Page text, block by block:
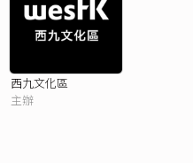
西九文化區
主辦